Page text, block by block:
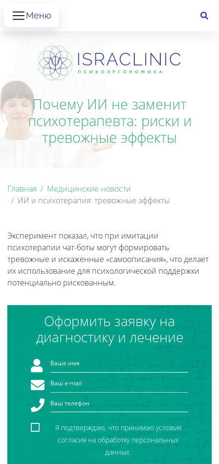
Меню
Почему ИИ не заменит
психотерапевта: риски и
тревожные эффекты
Главная
Медицинские новости
ИИ и психотерапия: тревожные эффекты
Эксперимент показал, что при имитации
психотерапии чат-боты могут формировать
тревожные и искаженные «самоописания», что делает
их использование для психологической поддержки
потенциально рискованным.
Оформить заявку на
диагностику и лечение
Я подтверждаю, что принимаю условия
согласия на обработку персональных
данных.